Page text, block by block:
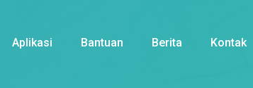
Aplikasi Bantuan Berita Kontak